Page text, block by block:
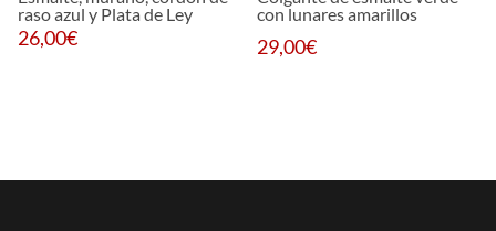
raso azul y Plata de Ley
26,00€
con lunares amarillos
29,00€